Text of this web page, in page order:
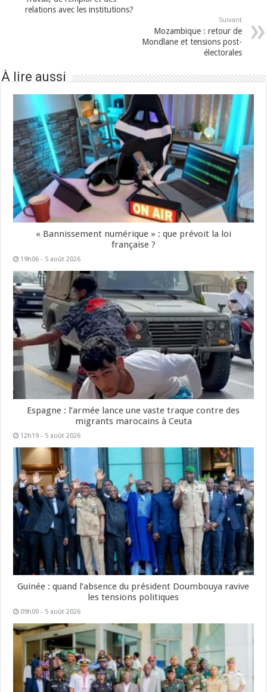
relations avec les institutions?
Suivant
Mozambique : retour de
Mondlane et tensions post-
électorales
À lire aussi
« Bannissement numérique » : que prévoit la loi
française ?
19h06 - 5 août 2026
Espagne : l’armée lance une vaste traque contre des
migrants marocains à Ceuta
12h19 - 5 août 2026
Guinée : quand l’absence du président Doumbouya ravive
les tensions politiques
09h00 - 5 août 2026